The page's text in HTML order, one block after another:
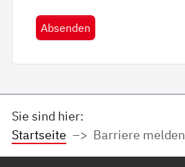
Absenden
Sie sind hier:
Startseite
Barriere melden